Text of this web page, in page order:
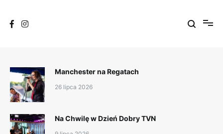
Manchester na Regatach
26 lipca 2026
Na Chwilę w Dzień Dobry TVN